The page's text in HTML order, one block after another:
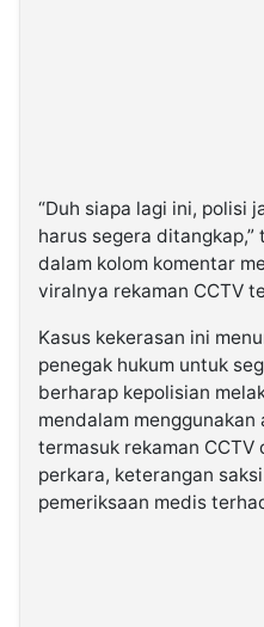
“Duh siapa lagi ini, polisi
harus segera
dalam kolom komentar
viralnya rekaman CCTV
Kasus kekerasan ini
penegak hukum untuk
berharap kepolisian
mendalam
termasuk rekaman
perkara, keterangan
pemeriksaan medis